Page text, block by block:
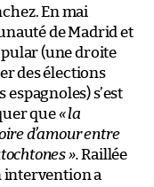
En mai
de Madrid et
(une droite
des élections
s’est
que«la
d’amour entre
».Raillée
intervention a